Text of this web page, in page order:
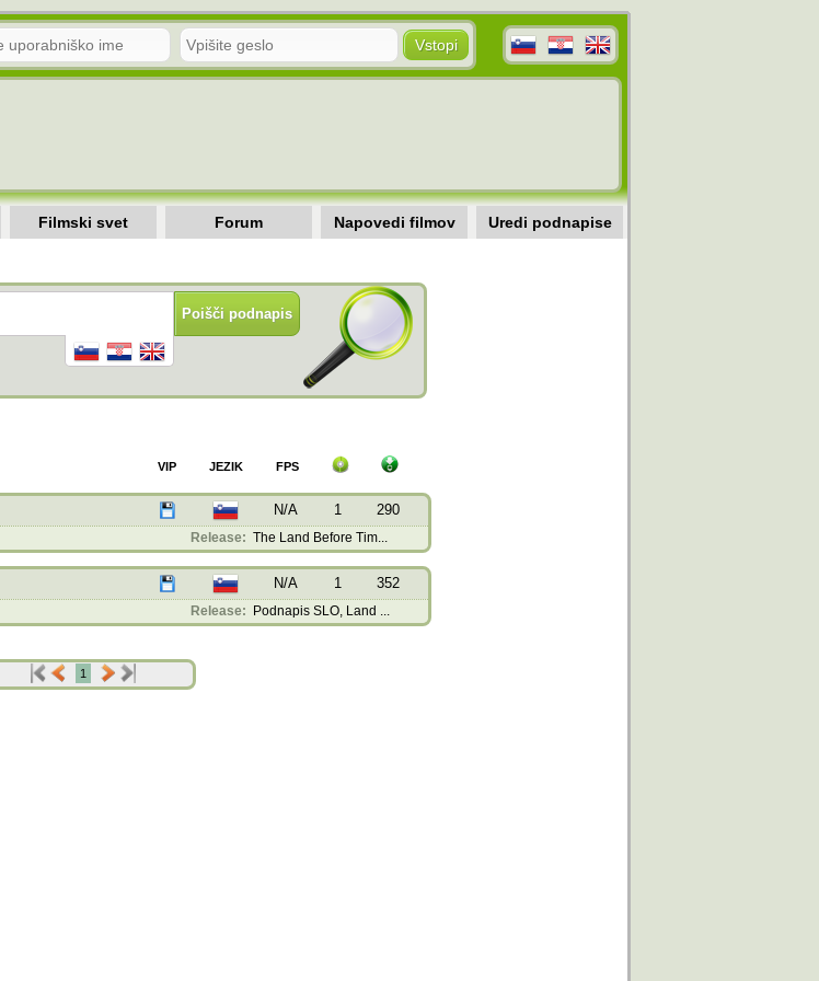
Filmski svet Forum Napovedi filmov Uredi podnapise
FPS
JEZIK
VIP
N/A 1 290
Release: The Land Before Tim...
N/A 1 352
Release: Podnapis SLO, Land ...
1